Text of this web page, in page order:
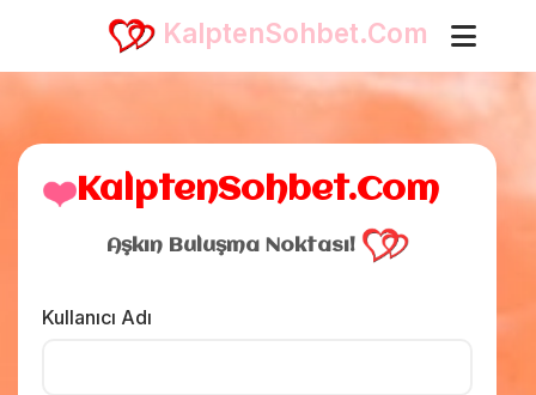
KalptenSohbet.Com
❤️KalptenSohbet.Com
Aşkın Buluşma Noktası!
Kullanıcı Adı